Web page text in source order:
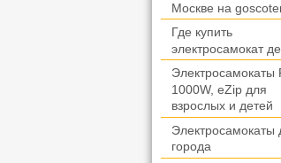
Москве на
Где купить
электросамокат
Электросамокаты
1000W, eZip для
взрослых и детей
Электросамокаты
города